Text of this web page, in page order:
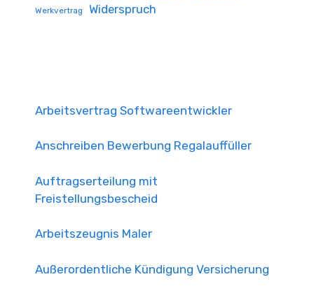
Werkvertrag Widerspruch
Arbeitsvertrag Softwareentwickler
Anschreiben Bewerbung Regalauffüller
Auftragserteilung mit
Freistellungsbescheid
Arbeitszeugnis Maler
Außerordentliche Kündigung Versicherung